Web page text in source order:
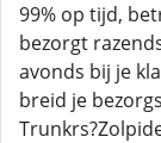
99% op tijd,
bezorgt
avonds bij je
breid je